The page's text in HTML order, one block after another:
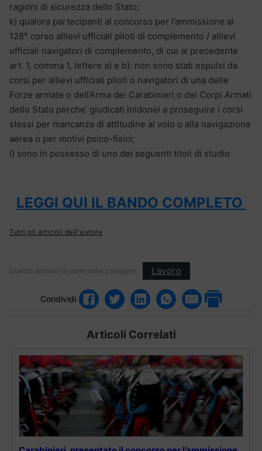
ragioni di sicurezza dello Stato;
k) qualora partecipanti al concorso per l’ammissione al
128° corso allievi ufficiali piloti di complemento / allievi
ufficiali navigatori di complemento, di cui al precedente
art. 1, comma 1, lettere a) e b): non sono stati espulsi da
corsi per allievi ufficiali piloti o navigatori di una delle
Forze armate o dell’Arma dei Carabinieri o dei Corpi Armati
dello Stato perche’ giudicati inidonei a proseguire i corsi
stessi per mancanza di attitudine al volo o alla navigazione
aerea o per motivi psico-fisici;
l) sono in possesso di uno dei seguenti titoli di studio
LEGGI QUI IL BANDO COMPLETO
Tutti gli articoli dell'autore
Questo articolo fa parte delle categorie: Lavoro
Condividi
Articoli Correlati